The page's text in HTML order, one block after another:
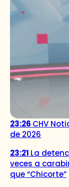
23:26 CHV
de 2026
23:21 La
veces a
que “Chicorte”